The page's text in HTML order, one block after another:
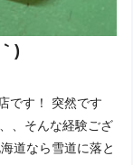
)
です！ 突然です
、そんな経験ござ
道なら雪道に落と